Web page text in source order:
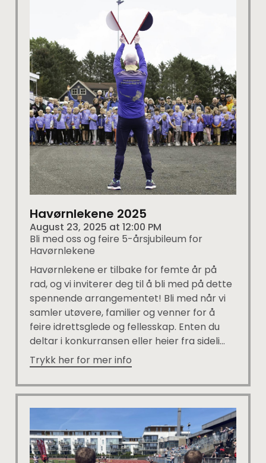
Havørnlekene 2025
August 23, 2025 at 12:00 PM
Bli med oss og feire 5-årsjubileum for
Havørnlekene
Havørnlekene er tilbake for femte år på
rad, og vi inviterer deg til å bli med på dette
spennende arrangementet! Bli med når vi
samler utøvere, familier og venner for å
feire idrettsglede og fellesskap. Enten du
deltar i konkurransen eller heier fra sideli...
Trykk her for mer info